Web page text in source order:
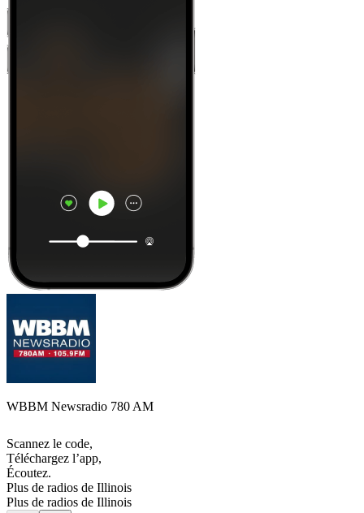
WBBM Newsradio 780 AM
Scannez le code,
Téléchargez l’app,
Écoutez.
Plus de radios de Illinois
Plus de radios de Illinois